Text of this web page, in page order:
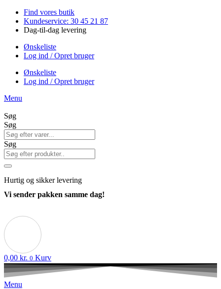
Videre
indhold
Find vores butik
Kundeservice: 30 45 21 87
Dag-til-dag levering
Ønskeliste
Log ind / Opret bruger
Ønskeliste
Log ind / Opret bruger
Menu
Søg
Søg
Søg
Hurtig og sikker levering
Vi sender pakken samme dag!
0,00 kr. 0 Kurv
Menu